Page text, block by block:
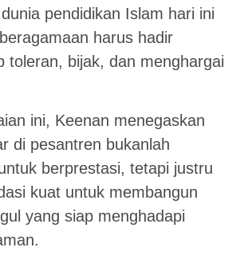
pendidikan Islam hari ini
harus hadir
toleran, bijak, dan menghargai
ini, Keenan menegaskan
di pesantren bukanlah
berprestasi, tetapi justru
kuat untuk membangun
yang siap menghadapi